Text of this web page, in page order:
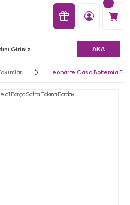
ARA
Leonarte Casa Bohemia